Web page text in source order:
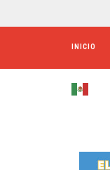
INICIO